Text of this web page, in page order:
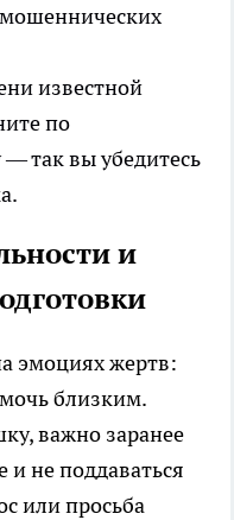
известной
по
так вы убедитесь
и
эмоциях жертв:
близким.
важно заранее
и не поддаваться
или просьба